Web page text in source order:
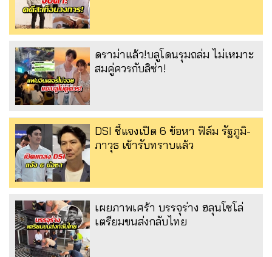
ดราม่าแล้ว!บลูโดนรุมถล่ม ไม่เหมาะ
สมคู่ควรกับลิซ่า!
DSI ชี้แจงเปิด 6 ข้อหา ฟิล์ม รัฐภูมิ-
ภาวุธ เข้ารับทราบแล้ว
เผยภาพเศร้า บรรจุร่าง ฮลุนโซโล่
เตรียมขนส่งกลับไทย